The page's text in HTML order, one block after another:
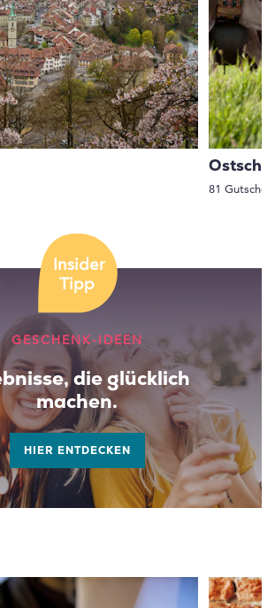
81
GESCHENK-IDEEN
die glücklich
machen.
HIER ENTDECKEN
Insider
Tipp